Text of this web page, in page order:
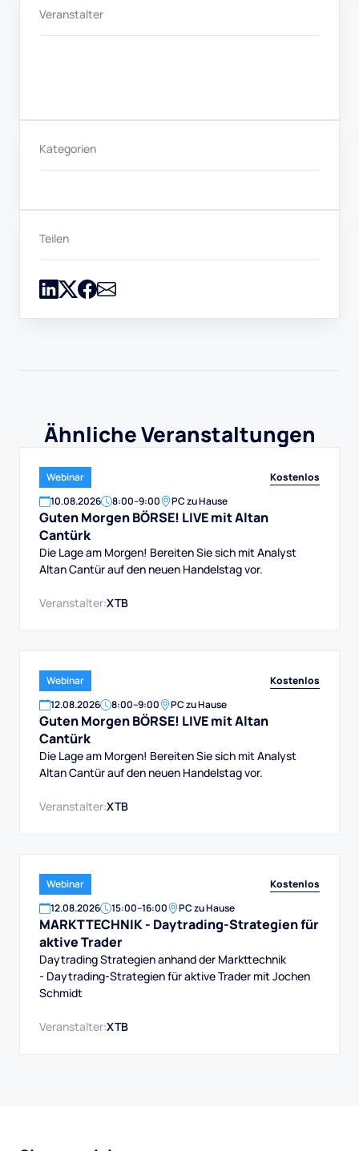
Veranstalter
Kategorien
Teilen
Ähnliche Veranstaltungen
Webinar
Kostenlos
10.08.2026 8:00–9:00 PC zu Hause
Guten Morgen BÖRSE! LIVE mit Altan
Cantürk
Die Lage am Morgen! Bereiten Sie sich mit Analyst
Altan Cantür auf den neuen Handelstag vor.
Veranstalter:XTB
Webinar
Kostenlos
12.08.2026 8:00–9:00 PC zu Hause
Guten Morgen BÖRSE! LIVE mit Altan
Cantürk
Die Lage am Morgen! Bereiten Sie sich mit Analyst
Altan Cantür auf den neuen Handelstag vor.
Veranstalter:XTB
Webinar
Kostenlos
12.08.2026 15:00–16:00 PC zu Hause
MARKTTECHNIK - Daytrading-Strategien für
aktive Trader
Daytrading Strategien anhand der Markttechnik
- Daytrading-Strategien für aktive Trader mit Jochen
Schmidt
Veranstalter:XTB